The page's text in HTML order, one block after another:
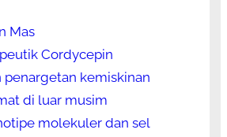
Mas
Cordycepin
penargetan kemiskinan
di luar musim
molekuler dan sel